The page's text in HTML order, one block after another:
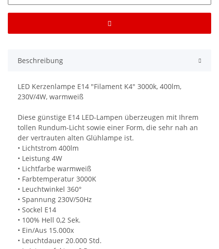
Beschreibung
LED Kerzenlampe E14 "Filament K4" 3000k, 400lm,
230V/4W, warmweiß
Diese günstige E14 LED-Lampen überzeugen mit Ihrem
tollen Rundum-Licht sowie einer Form, die sehr nah an
der vertrauten alten Glühlampe ist.
• Lichtstrom 400lm
• Leistung 4W
• Lichtfarbe warmweiß
• Farbtemperatur 3000K
• Leuchtwinkel 360°
• Spannung 230V/50Hz
• Sockel E14
• 100% Hell 0,2 Sek.
• Ein/Aus 15.000x
• Leuchtdauer 20.000 Std.